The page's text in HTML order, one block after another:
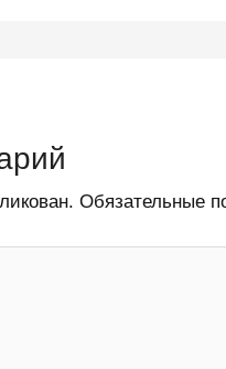
Обязательные